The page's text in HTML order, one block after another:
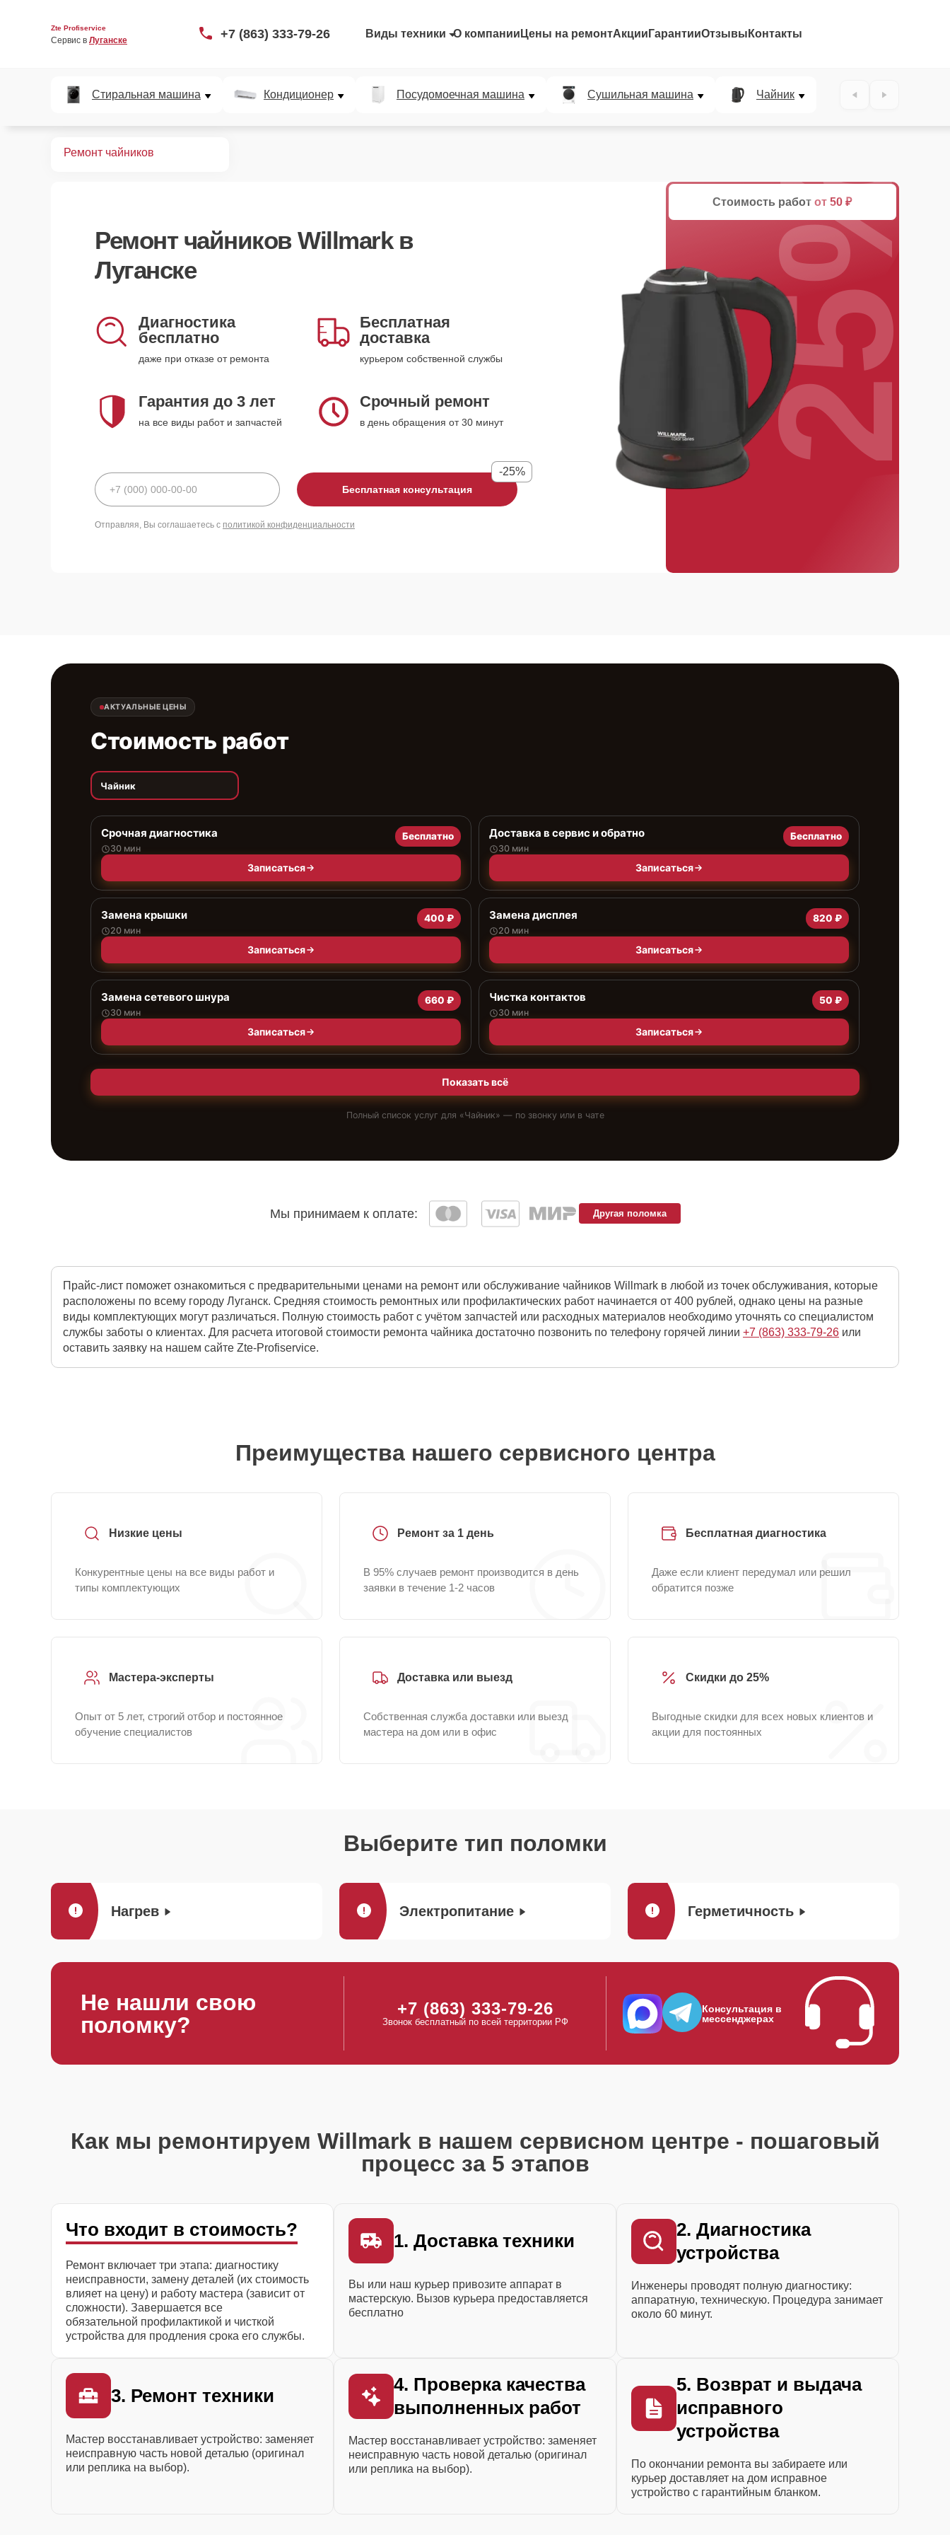
Zte Profiservice
Сервис в Луганске +7 (863) 333-79-26 Виды техники О компании Цены на ремонтАкции ГарантииОтзывы Контакты
Стиральная машина Кондиционер Посудомоечная машина Сушильная машина Чайник
Ремонт чайников
Ремонт чайников Willmarkв
Луганске
Диагностика
бесплатно
даже при отказе от ремонта
Бесплатная
доставка
курьером собственной службы
Гарантия до 3 лет
на все виды работ и запчастей
Срочный ремонт
в день обращения от 30 минут
Бесплатная консультация
-25%
Отправляя, Вы соглашаетесь с политикой конфиденциальности
Стоимость работ от 50 ₽
25%
АКТУАЛЬНЫЕ ЦЕНЫ
Стоимость работ
Чайник
Срочная диагностика
30 мин
Бесплатно
Записаться
Доставка в сервис и обратно
30 мин
Бесплатно
Записаться
Замена крышки
20 мин
400 ₽
Записаться
Замена дисплея
20 мин
820 ₽
Записаться
Замена сетевого шнура
30 мин
660 ₽
Записаться
Чистка контактов
30 мин
50 ₽
Записаться
Показать всё
Полный список услуг для «Чайник» — по звонку или в чате
Мы принимаем к оплате: Другая поломка
Прайс-лист поможет ознакомиться с предварительными ценами на ремонт или обслуживание чайников Willmark в любой из точек обслуживания, которые
расположены по всему городу Луганск. Средняя стоимость ремонтных или профилактических работ начинается от 400 рублей, однако цены на разные
виды комплектующих могут различаться. Полную стоимость работ с учётом запчастей или расходных материалов необходимо уточнять со специалистом
службы заботы о клиентах. Для расчета итоговой стоимости ремонта чайника достаточно позвонить по телефону горячей линии +7 (863) 333-79-26 или
оставить заявку на нашем сайте Zte-Profiservice.
Преимущества нашего сервисного центра
Низкие цены
Конкурентные цены на все виды работ и
типы комплектующих
Ремонт за 1 день
В 95% случаев ремонт производится в день
заявки в течение 1-2 часов
Бесплатная диагностика
Даже если клиент передумал или решил
обратится позже
Мастера-эксперты
Опыт от 5 лет, строгий отбор и постоянное
обучение специалистов
Доставка или выезд
Собственная служба доставки или выезд
мастера на дом или в офис
Скидки до 25%
Выгодные скидки для всех новых клиентов и
акции для постоянных
Выберите тип поломки
Нагрев Электропитание Герметичность
Не нашли свою
поломку?
+7 (863) 333-79-26
Звонок бесплатный по всей территории РФ
Консультация в
мессенджерах
Как мы ремонтируем Willmark в нашем сервисном центре - пошаговый
процесс за 5 этапов
Что входит в стоимость?
Ремонт включает три этапа: диагностику
неисправности, замену деталей (их стоимость
влияет на цену) и работу мастера (зависит от
сложности). Завершается все
обязательной профилактикой и чисткой
устройства для продления срока его службы.
1. Доставка техники
Вы или наш курьер привозите аппарат в
мастерскую. Вызов курьера предоставляется
бесплатно
2. Диагностика
устройства
Инженеры проводят полную диагностику:
аппаратную, техническую. Процедура занимает
около 60 минут.
3. Ремонт техники
Мастер восстанавливает устройство: заменяет
неисправную часть новой деталью (оригинал
или реплика на выбор).
4. Проверка качества
выполненных работ
Мастер восстанавливает устройство: заменяет
неисправную часть новой деталью (оригинал
или реплика на выбор).
5. Возврат и выдача
исправного
устройства
По окончании ремонта вы забираете или
курьер доставляет на дом исправное
устройство с гарантийным бланком.